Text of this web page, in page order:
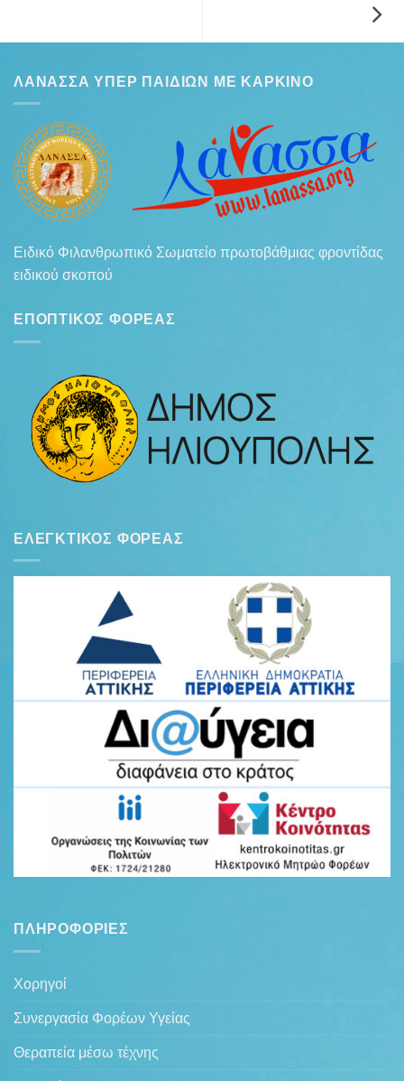
ΛΆΝΑΣΣΑ ΥΠΈΡ ΠΑΙΔΙΏΝ ΜΕ ΚΑΡΚΊΝΟ
Ειδικό Φιλανθρωπικό Σωματείο πρωτοβάθμιας φροντίδας
ειδικού σκοπού
ΕΠΟΠΤΙΚΌΣ ΦΟΡΈΑΣ
ΕΛΕΓΚΤΙΚΌΣ ΦΟΡΈΑΣ
ΠΛΗΡΟΦΟΡΊΕΣ
Χορηγοί
Συνεργασία Φορέων Υγείας
Θεραπεία μέσω τέχνης